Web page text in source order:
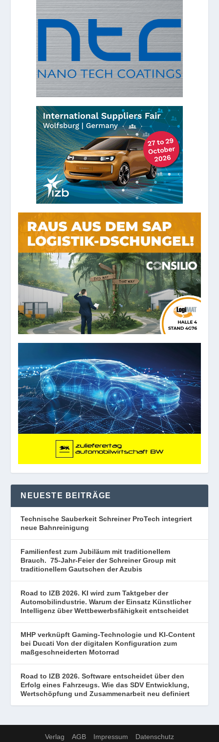
NEUESTE BEITRÄGE
Technische Sauberkeit Schreiner ProTech integriert
neue Bahnreinigung
Familienfest zum Jubiläum mit traditionellem
Brauch. 75-Jahr-Feier der Schreiner Group mit
traditionellem Gautschen der Azubis
Road to IZB 2026. KI wird zum Taktgeber der
Automobilindustrie. Warum der Einsatz Künstlicher
Intelligenz über Wettbewerbsfähigkeit entscheidet
MHP verknüpft Gaming-Technologie und KI-Content
bei Ducati Von der digitalen Konfiguration zum
maßgeschneiderten Motorrad
Road to IZB 2026. Software entscheidet über den
Erfolg eines Fahrzeugs. Wie das SDV Entwicklung,
Wertschöpfung und Zusammenarbeit neu definiert
Verlag AGB Impressum Datenschutz